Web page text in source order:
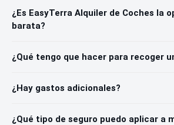
¿Es EasyTerra Alquiler de Coches la
barata?
¿Qué tengo que hacer para recoger
¿Hay gastos adicionales?
¿Qué tipo de seguro puedo aplicar a